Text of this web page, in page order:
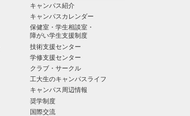
キャンパス紹介
キャンパスカレンダー
保健室・学生相談室・
障がい学生支援制度
技術支援センター
学修支援センター
クラブ・サークル
工大生のキャンパスライフ
キャンパス周辺情報
奨学制度
国際交流